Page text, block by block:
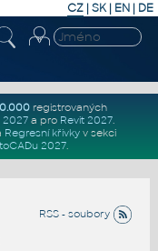
CZ | SK| EN | DE
registrovaných
2027a pro Revit 2027.
Regresní křivkyv sekci
2027.
RSS - soubory